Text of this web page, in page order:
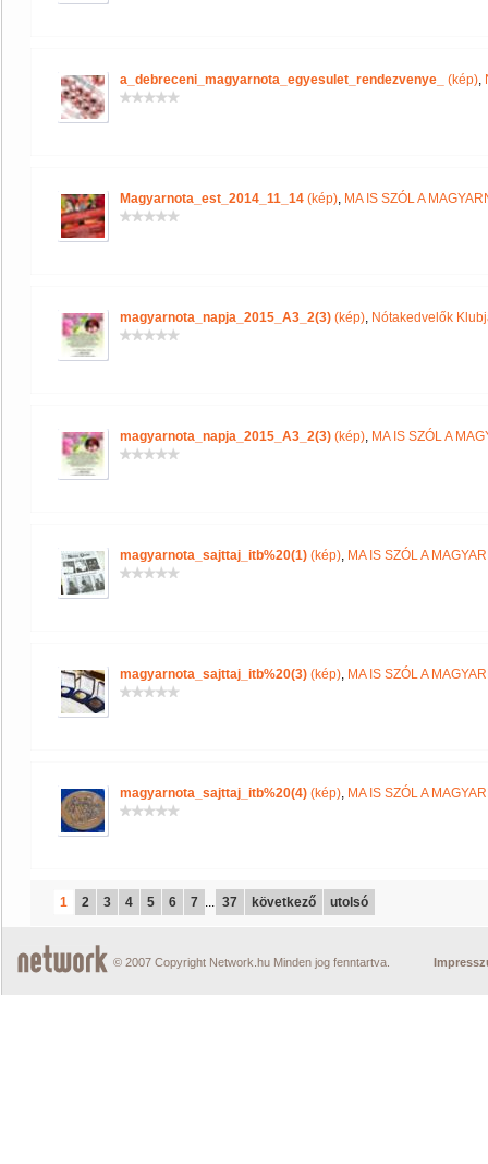
a_debreceni_magyarnota_egyesulet_rendezvenye_ (kép),
Magyarnota_est_2014_11_14 (kép), MA IS SZÓL A
magyarnota_napja_2015_A3_2(3) (kép), Nótakedvelők
magyarnota_napja_2015_A3_2(3) (kép), MA IS SZÓL A
magyarnota_sajttaj_itb%20(1) (kép), MA IS SZÓL A
magyarnota_sajttaj_itb%20(3) (kép), MA IS SZÓL A
magyarnota_sajttaj_itb%20(4) (kép), MA IS SZÓL A
1 2 3 4 5 6 7 ... 37 következő utolsó
© 2007 Copyright Network.hu Minden jog fenntartva.